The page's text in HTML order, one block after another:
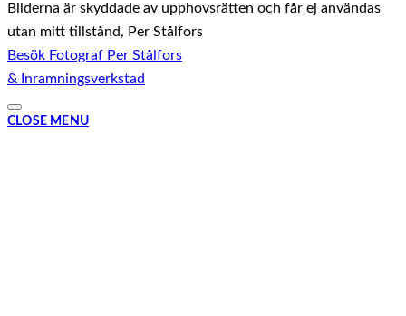
Bilderna är skyddade av upphovsrätten och får ej användas
utan mitt tillstånd, Per Stålfors
Besök Fotograf Per Stålfors
& Inramningsverkstad
CLOSE MENU